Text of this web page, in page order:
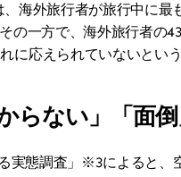
海外旅行者が旅行中に最
一方で、海外旅行者の
に応えられていないとい
ない」「面倒
態調査」※3によると、